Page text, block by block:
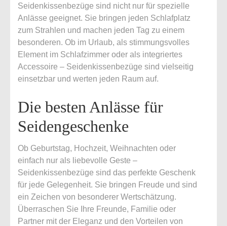
Seidenkissenbezüge sind nicht nur für spezielle
Anlässe geeignet. Sie bringen jeden Schlafplatz
zum Strahlen und machen jeden Tag zu einem
besonderen. Ob im Urlaub, als stimmungsvolles
Element im Schlafzimmer oder als integriertes
Accessoire – Seidenkissenbezüge sind vielseitig
einsetzbar und werten jeden Raum auf.
Die besten Anlässe für
Seidengeschenke
Ob Geburtstag, Hochzeit, Weihnachten oder
einfach nur als liebevolle Geste –
Seidenkissenbezüge sind das perfekte Geschenk
für jede Gelegenheit. Sie bringen Freude und sind
ein Zeichen von besonderer Wertschätzung.
Überraschen Sie Ihre Freunde, Familie oder
Partner mit der Eleganz und den Vorteilen von